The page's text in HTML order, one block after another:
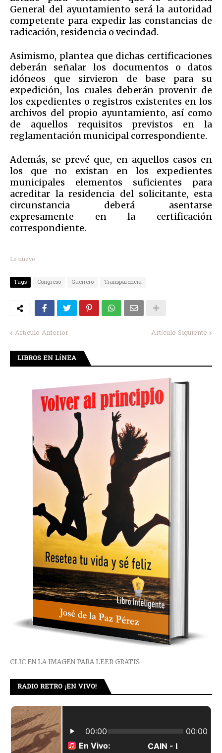
General del ayuntamiento será la autoridad
competente para expedir las constancias de
radicación, residencia o vecindad.
Asimismo, plantea que dichas certificaciones
deberán señalar los documentos o datos
idóneos que sirvieron de base para su
expedición, los cuales deberán provenir de
los expedientes o registros existentes en los
archivos del propio ayuntamiento, así como
de aquellos requisitos previstos en la
reglamentación municipal correspondiente.
Además, se prevé que, en aquellos casos en
los que no existan en los expedientes
municipales elementos suficientes para
acreditar la residencia del solicitante, esta
circunstancia deberá asentarse
expresamente en la certificación
correspondiente.
Lo nuevo
Tags Congreso Guerrero Transparencia
Artículo Anterior Artículo Siguiente
LIBROS EN LÍNEA
CLIC EN LA IMAGEN PARA LEER GRATIS
RADIO RETRO ¡EN VIVO!